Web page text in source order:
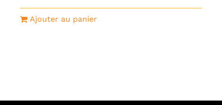
Ajouter au panier